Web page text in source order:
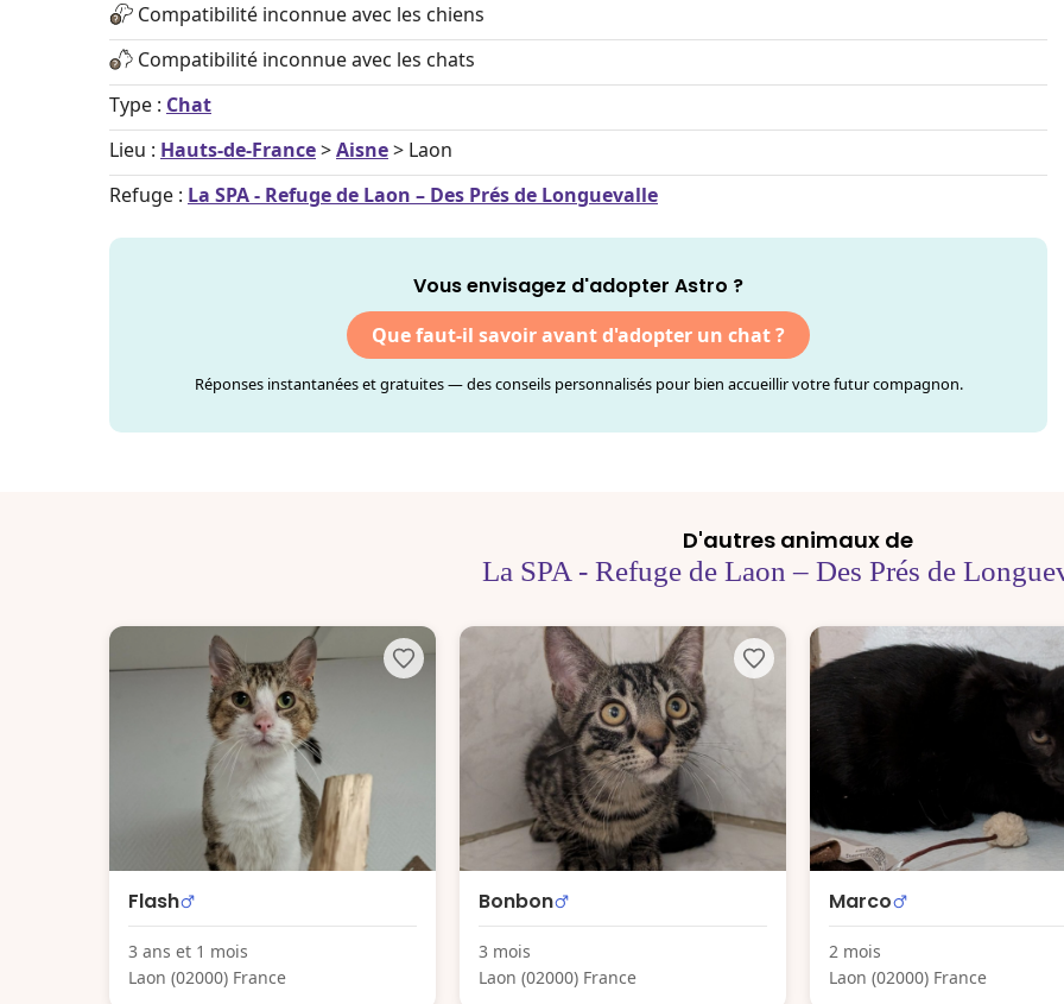
Compatibilité inconnue avec les chiens
Compatibilité inconnue avec les chats
Type : Chat
Lieu : Hauts-de-France>Aisne> Laon
Refuge : La SPA - Refuge de Laon – Des Prés de Longuevalle
Vous envisagez d'adopter Astro ?
Que faut-il savoir avant d'adopter un chat ?
Réponses instantanées et gratuites — des conseils personnalisés pour bien accueillir votre futur compagnon.
D'autres animaux de
La SPA - Refuge de Laon – Des Prés de
Flash
3 ans et 1 mois
Laon (02000) France
Bonbon
3 mois
Laon (02000) France
Marco
2 mois
Laon (02000) France